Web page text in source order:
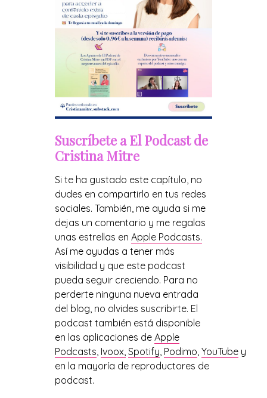
Suscríbete a El Podcast de
Cristina Mitre
Si te ha gustado este capítulo, no
dudes en compartirlo en tus redes
sociales. También, me ayuda si me
dejas un comentario y me regalas
unas estrellas en Apple Podcasts.
Así me ayudas a tener más
visibilidad y que este podcast
pueda seguir creciendo. Para no
perderte ninguna nueva entrada
del blog, no olvides suscribirte. El
podcast también está disponible
en las aplicaciones de Apple
Podcasts Ivoox, Spotify Podimo YouTubey
en la mayoría de reproductores de
podcast.